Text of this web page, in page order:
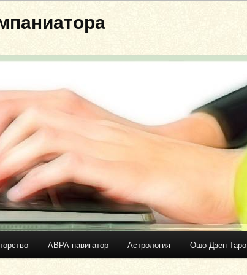
АВРА-навигатор Астрология Ошо Дзен Таро